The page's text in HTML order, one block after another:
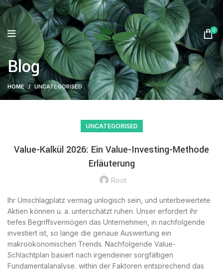
0
Blog
HOME UNCATEGORISED
UNCATEGORISED
Value-Kalkül 2026: Ein Value-Investing-Methode
Erläuterung
Root
Ihr Umschlagplatz vermag unlogisch sein, und unterbewertete
Aktien können u. a. unterschätzt ruhen. Unser erfordert ihr
tiefes Begriffsvermögen das Unternehmen, in nachfolgende
investiert ist, so lange die genaue Auswertung ein
makroökonomischen Trends. Nachfolgende Value-
Schlachtplan basiert nach irgendeiner sorgfältigen
Fundamentalanalyse, within der Faktoren entsprechend das